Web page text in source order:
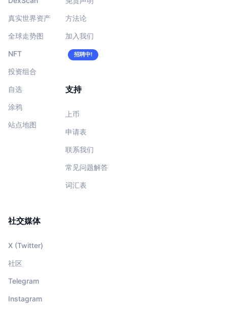
真实世界资产
全球走势图
NFT
投资组合
自选
涂鸦
站点地图
方法论
加入我们
招聘中!
支持
上币
申请表
联系我们
常见问题解答
词汇表
社交媒体
X (Twitter)
社区
Telegram
Instagram